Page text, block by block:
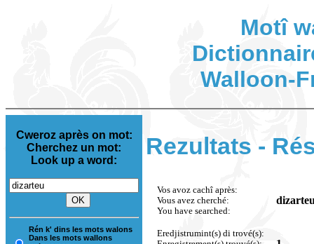
Motî
Walloon-
Cweroz après on mot:
Cherchez un mot:
Look up a word:
Rén k' dins les mots walons
Dans les mots wallons
Rezultats -
Vos avoz cachî après:
Vous avez cherché:
You have searched:
Eredjistrumint(s) di trové(s):